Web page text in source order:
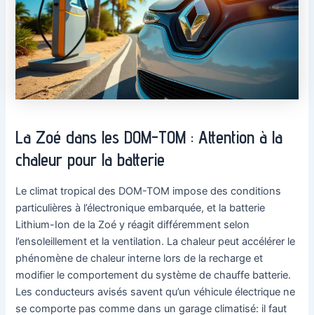
La Zoé dans les DOM-TOM : Attention à la
chaleur pour la batterie
Le climat tropical des DOM-TOM impose des conditions
particulières à l’électronique embarquée, et la batterie
Lithium-Ion de la Zoé y réagit différemment selon
l’ensoleillement et la ventilation. La chaleur peut accélérer le
phénomène de chaleur interne lors de la recharge et
modifier le comportement du système de chauffe batterie.
Les conducteurs avisés savent qu’un véhicule électrique ne
se comporte pas comme dans un garage climatisé: il faut